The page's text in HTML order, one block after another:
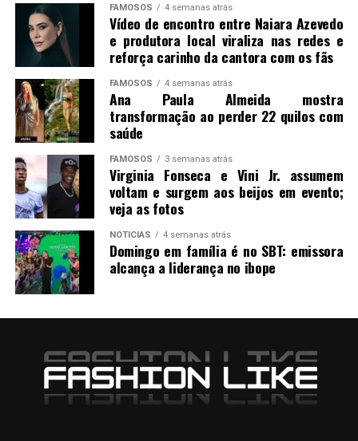
FAMOSOS 4 semanas atrás
Vídeo de encontro entre Naiara Azevedo
e produtora local viraliza nas redes e
reforça carinho da cantora com os fãs
FAMOSOS 4 semanas atrás
Ana Paula Almeida mostra
transformação ao perder 22 quilos com
saúde
FAMOSOS 3 semanas atrás
Virginia Fonseca e Vini Jr. assumem
voltam e surgem aos beijos em evento;
veja as fotos
NOTICIAS 4 semanas atrás
Domingo em família é no SBT: emissora
alcança a liderança no ibope